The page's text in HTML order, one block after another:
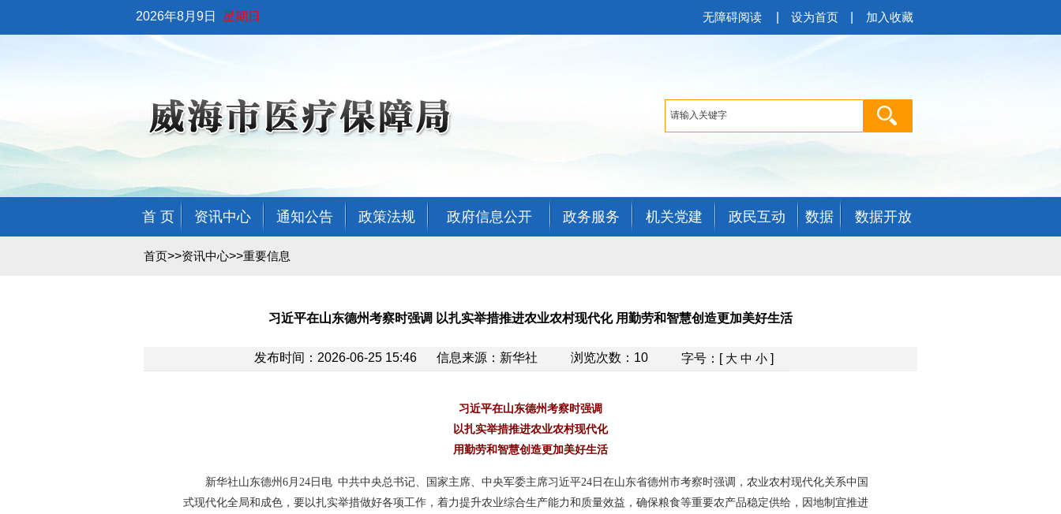
2026年8月9日 星期日 无障碍阅读 设为首页 加入收藏
首 页 资讯中心 通知公告 政策法规 政府信息公开 政务服务 机关党建 政民互动 数据 数据开放
首页>>资讯中心>>重要信息
习近平在山东德州考察时强调 以扎实举措推进农业农村现代化 用勤劳和智慧创造更加美好生活
发布时间：2026-06-25 15:46 信息来源： 新华社 浏览次数： 10 字号：[ 大 中 小 ]
习近平在山东德州考察时强调
以扎实举措推进农业农村现代化
用勤劳和智慧创造更加美好生活
新华社山东德州6月24日电 中共中央总书记、国家主席、中央军委主席习近平24日在山东省德州市考察时强调，农业农村现代化关系中国
式现代化全局和成色，要以扎实举措做好各项工作，着力提升农业综合生产能力和质量效益，确保粮食等重要农产品稳定供给，因地制宜推进